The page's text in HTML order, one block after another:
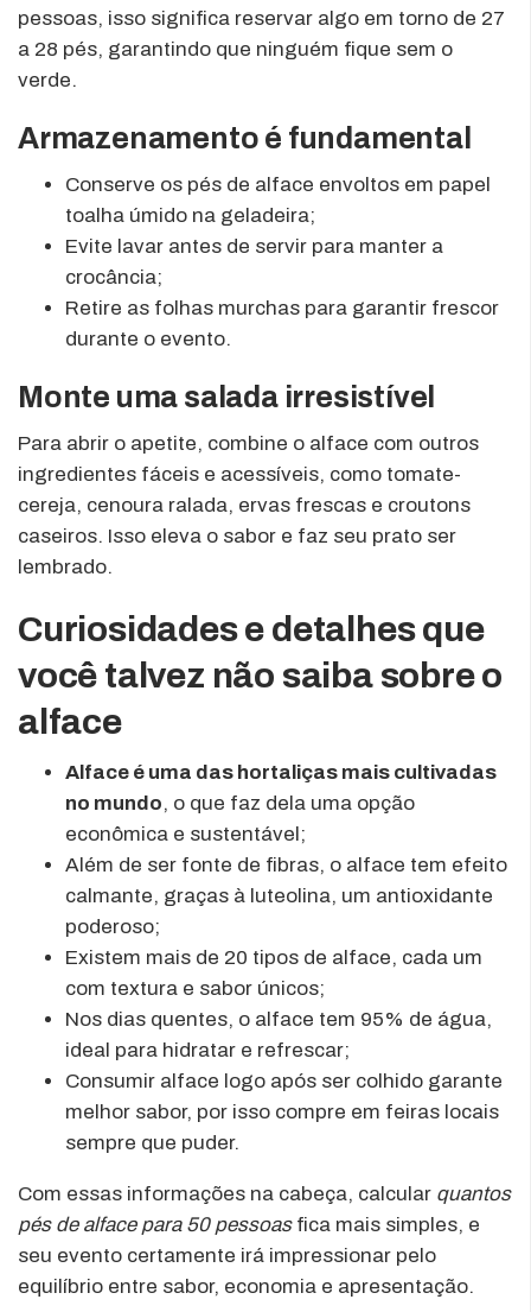
pessoas, isso significa reservar algo em torno de 27
a 28 pés, garantindo que ninguém fique sem o
verde.
Armazenamento é fundamental
Conserve os pés de alface envoltos em papel
toalha úmido na geladeira;
Evite lavar antes de servir para manter a
crocância;
Retire as folhas murchas para garantir frescor
durante o evento.
Monte uma salada irresistível
Para abrir o apetite, combine o alface com outros
ingredientes fáceis e acessíveis, como tomate-
cereja, cenoura ralada, ervas frescas e croutons
caseiros. Isso eleva o sabor e faz seu prato ser
lembrado.
Curiosidades e detalhes que
você talvez não saiba sobre o
alface
Alface é uma das hortaliças mais cultivadas
no mundo, o que faz dela uma opção
econômica e sustentável;
Além de ser fonte de fibras, o alface tem efeito
calmante, graças à luteolina, um antioxidante
poderoso;
Existem mais de 20 tipos de alface, cada um
com textura e sabor únicos;
Nos dias quentes, o alface tem 95% de água,
ideal para hidratar e refrescar;
Consumir alface logo após ser colhido garante
melhor sabor, por isso compre em feiras locais
sempre que puder.
Com essas informações na cabeça, calcular quantos
pés de alface para 50 pessoasfica mais simples, e
seu evento certamente irá impressionar pelo
equilíbrio entre sabor, economia e apresentação.